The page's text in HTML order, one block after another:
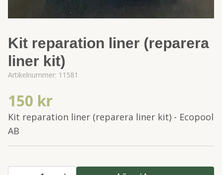
Kit reparation liner (reparera
liner kit)
Artikelnummer: 11581
150 kr
Kit reparation liner (reparera liner kit) - Ecopool
AB